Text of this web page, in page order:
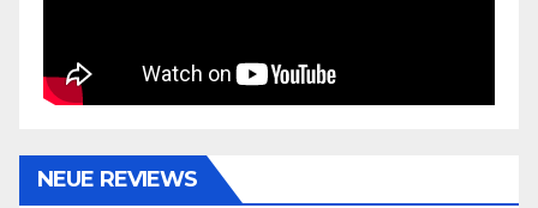
NEUE REVIEWS